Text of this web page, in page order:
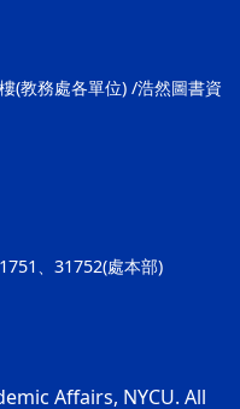
(教務處各單位) /浩然圖書資
、31752(處本部)
Affairs, NYCU. All